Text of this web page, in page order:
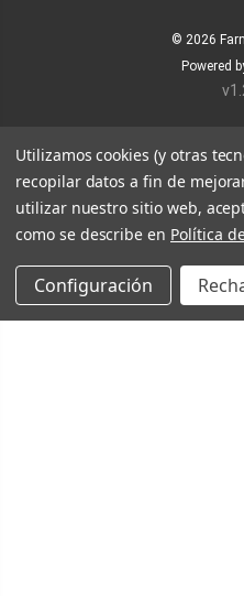
© 2026
Powered
Utilizamos cookies (y otras
recopilar datos a fin de
utilizar nuestro sitio web,
como se describe en Política
Configuración